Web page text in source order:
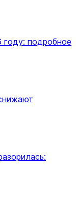
году: подробное